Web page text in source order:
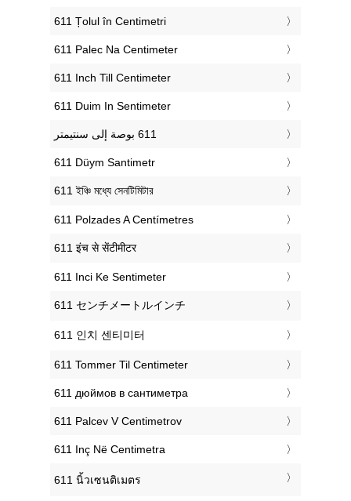
‎611 Țolul în Centimetri
‎611 Palec Na Centimeter
‎611 Inch Till Centimeter
‎611 Duim In Sentimeter
‎611 Düym Santimetr
‎611 ইঞ্চি মধ্যে সেনটিমিটার
‎611 Polzades A Centímetres
‎611 इंच से सेंटीमीटर
‎611 Inci Ke Sentimeter
‎611 センチメートルインチ
‎611 인치 센티미터
‎611 Tommer Til Centimeter
‎611 дюймов в сантиметра
‎611 Palcev V Centimetrov
‎611 Inç Në Centimetra
‎611 นิ้วเซนติเมตร